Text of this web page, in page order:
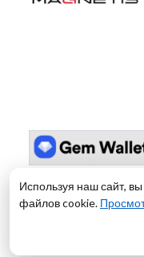
Используя наш сайт,
файлов cookie.